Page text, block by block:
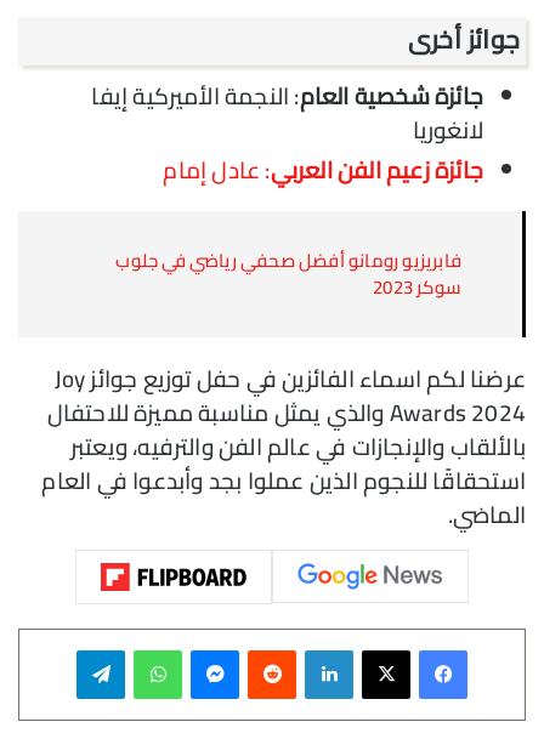
جوائز أخرى
جائزة شخصية العام: النجمة الأميركية إيفا
لانغوريا
جائزة زعيم الفن العربي: عادل إمام
فابريزيو رومانو أفضل صحفي رياضي في جلوب
سوكر 2023
عرضنا لكم اسماء الفائزين في حفل توزيع جوائز Joy
Awards 2024 والذي يمثل مناسبة مميزة للاحتفال
بالألقاب والإنجازات في عالم الفن والترفيه، ويعتبر
استحقاقًا للنجوم الذين عملوا بجد وأبدعوا في العام
الماضي.
فيسبوك ‫X لينكدإن واتساب